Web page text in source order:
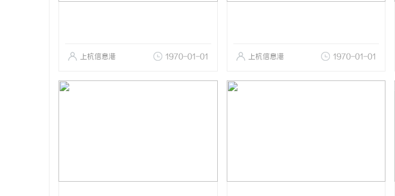
上杭信息港 1970-01-01 上杭信息港 1970-01-01